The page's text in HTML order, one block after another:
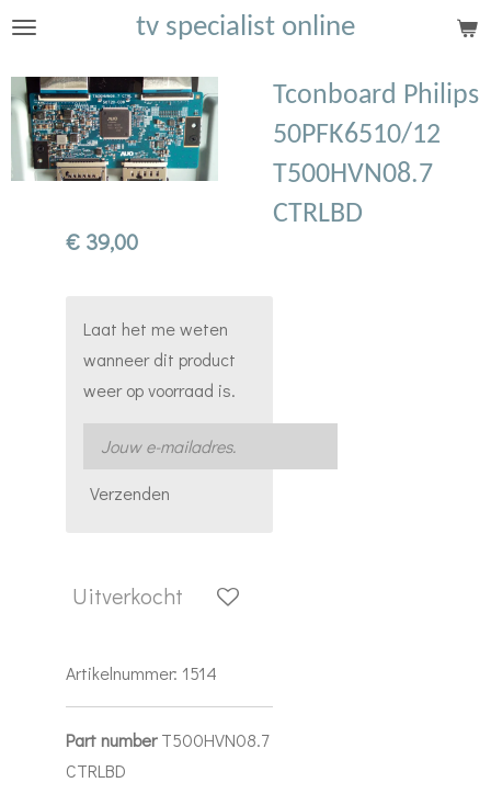
Ga
naar
de
hoofdinhoud
tv specialist online
Tconboard Philips
50PFK6510/12
T500HVN08.7
CTRLBD
€ 39,00
Laat het me weten
wanneer dit product
weer op voorraad is.
Verzenden
Uitverkocht
Artikelnummer: 1514
Part numberT500HVN08.7
CTRLBD